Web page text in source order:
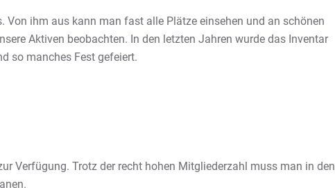
Von ihm aus kann man fast alle Plätze einsehen und an schönen
Aktiven beobachten. In den letzten Jahren wurde das Inventar
so manches Fest gefeiert.
Verfügung. Trotz der recht hohen Mitgliederzahl muss man in den